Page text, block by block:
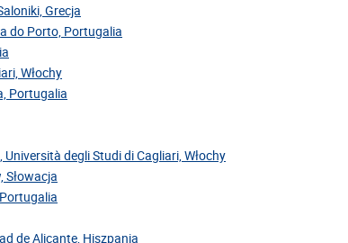
Grecja
do Porto, Portugalia
Włochy
Portugalia
degli Studi di Cagliari, Włochy
Słowacja
de Alicante, Hiszpania